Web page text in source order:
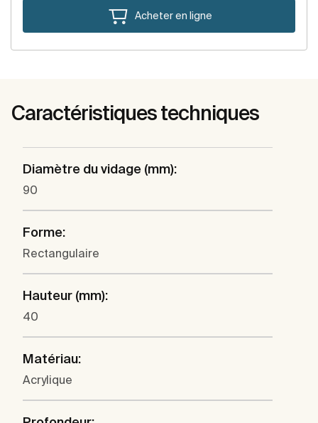
Acheter en ligne
Caractéristiques techniques
Diamètre du vidage (mm):
90
Forme:
Rectangulaire
Hauteur (mm):
40
Matériau:
Acrylique